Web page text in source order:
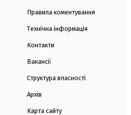
Правила коментування
Технічна інформація
Контакти
Вакансії
Структура власності
Архів
Карта сайту